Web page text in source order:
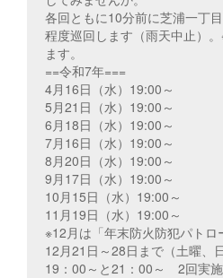
各回ともに10分前に芝浦一丁
程度巡回します（雨天中止）
ます。
==令和7年===
4月16日（水）19:00～
5月21日（水）19:00～
6月18日（水）19:00～
7月16日（水）19:00～
8月20日（水）19:00～
9月17日（水）19:00～
10月15日（水）19:00～
11月19日（水）19:00～
※12月は「年末防火防犯パトロ
12月21日～28日まで（土曜、
19：00～と21：00～ 2回実施